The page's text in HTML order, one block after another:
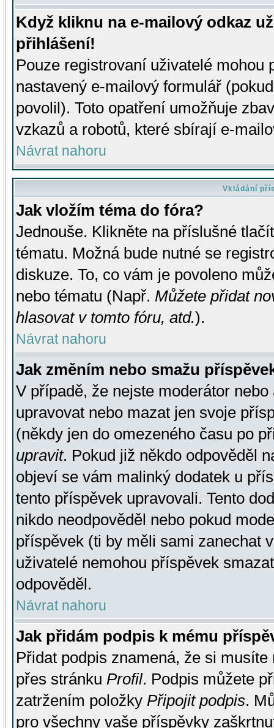
Když kliknu na e-mailový odkaz
přihlášení!
Pouze registrovaní uživatelé mohou
nastavený e-mailový formulář
povolil). Toto opatření umožňuje
vzkazů a robotů, které sbírají e-
Návrat nahoru
Vkládání
Jak vložím téma do fóra?
Jednouše. Klikněte na příslušné
tématu. Možná bude nutné se
diskuze. To, co vám je povoleno
nebo tématu (Např. Můžete přidat
hlasovat v tomto fóru, atd.).
Návrat nahoru
Jak změním nebo smažu
V případě, že nejste moderátor
upravovat nebo mazat jen svoje
(někdy jen do omezeného času po
upravit. Pokud již někdo odpověděl
objeví se vám malinký dodatek u
tento příspěvek upravovali. Tento
nikdo neodpověděl nebo pokud
příspěvek (ti by měli sami zanechat
uživatelé nemohou příspěvek
odpověděl.
Návrat nahoru
Jak přidám podpis k mému
Přidat podpis znamená, že si
přes stránku Profil. Podpis můžete
zatržením položky Připojit podpis.
pro všechny vaše příspěvky